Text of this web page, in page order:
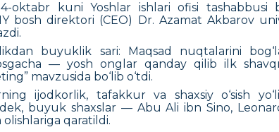
oktabr kuni Yoshlar ishlari ofisi tashabbusi
bosh direktori (CEO) Dr. Azamat Akbarov
buyuklik sari: Maqsad nuqtalarini
— yosh onglar qanday qilib ilk
mavzusida bo‘lib o‘tdi.
ijodkorlik, tafakkur va shaxsiy o‘sish
buyuk shaxslar — Abu Ali ibn Sino,
qaratildi.